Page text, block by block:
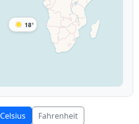
18°
Celsius Fahrenheit